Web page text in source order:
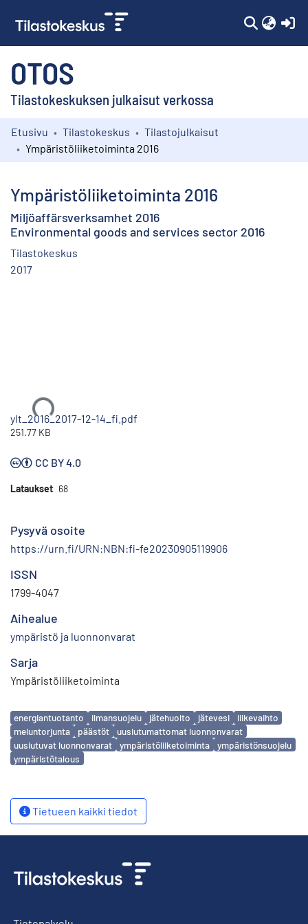
OTOS
Tilastokeskuksen julkaisut verkossa
Kokoelmat
Etusivu Tilastokeskus
Tilastojulkaisut
Ympäristöliiketoiminta 2016
Ympäristöliiketoiminta 2016
Miljöaffärsverksamhet 2016
Environmental goods and services sector 2016
Tilastokeskus
2017
Ladataan...
ylt_2016_2017-12-14_fi.pdf
251.77 KB
CC BY 4.0
Lataukset 68
Pysyvä osoite
https://urn.fi/URN:NBN:fi-fe20230905119906
ISSN
1799-4047
Aihealue
ympäristö ja luonnonvarat
Sarja
Ympäristöliiketoiminta
Avainsanat
energiantuotanto ilmansuojelu jätehuolto jätevesi
liikevaihto
meluntorjunta
päästöt
uusiutumattomat luonnonvarat
uusiutuvat luonnonvarat
ympäristöliiketoiminta
ympäristönsuojelu
ympäristötalous
Tietueen kaikki tiedot